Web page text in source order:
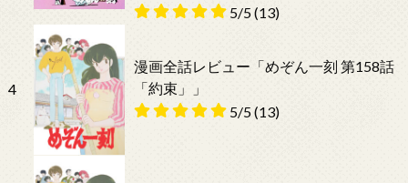
5/5(13)
4
漫画全話レビュー「めぞん一刻 第158話
「約束」」
5/5(13)